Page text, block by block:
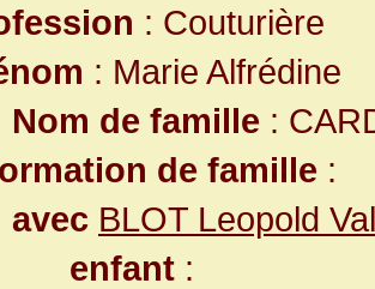
: Couturière
: Marie Alfrédine
Nom de famille :
de famille :
avec BLOT Leopold
enfant :